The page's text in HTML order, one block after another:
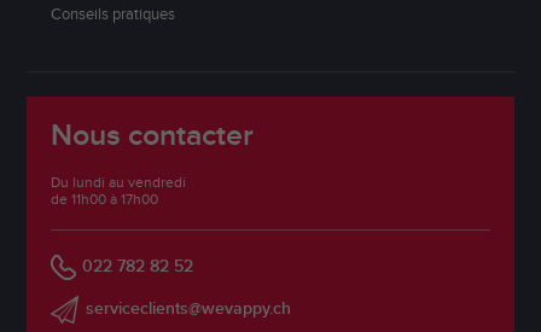
Conseils pratiques
Nous contacter
Du lundi au vendredi
de 11h00 à 17h00
022 782 82 52
serviceclients@wevappy.ch